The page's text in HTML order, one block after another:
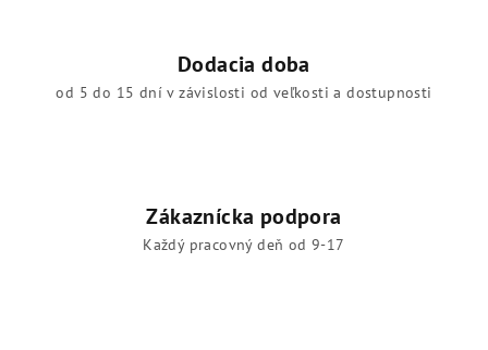
Dodacia doba
od 5 do 15 dní v závislosti od veľkosti a dostupnosti
Zákaznícka podpora
Každý pracovný deň od 9-17